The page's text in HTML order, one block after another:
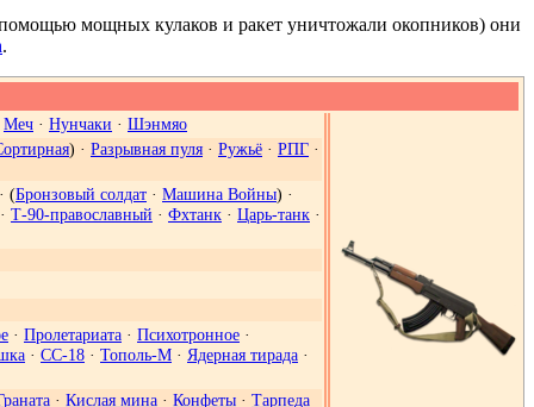
мощных кулаков и ракет уничтожали окопников) они
.
Меч · Нунчаки · Шэнмяо
) · Разрывная пуля · Ружьё · РПГ ·
· (Бронзовый солдат · Машина Войны) ·
· Т-90-православный · Фхтанк · Царь-танк ·
· Пролетариата · Психотронное ·
· СС-18 · Тополь-М · Ядерная тирада ·
· Кислая мина · Конфеты · Тарпеда